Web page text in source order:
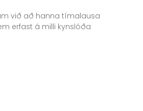
við að hanna tímalausa
erfast á milli kynslóða